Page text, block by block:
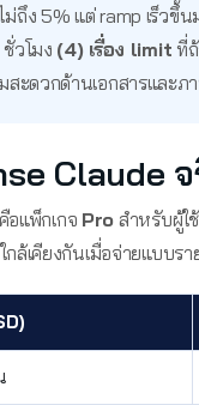
ม่ถึง 5% แต่ ramp เร็วขึ้น
วโมง (4) เรื่อง limit ที่
สะดวกด้านเอกสารและ
Claude จ
แพ็กเกจ Pro สำหรับผู้ใ
ล้เคียงกันเมื่อจ่ายแบบ